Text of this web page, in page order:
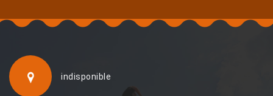
indisponible